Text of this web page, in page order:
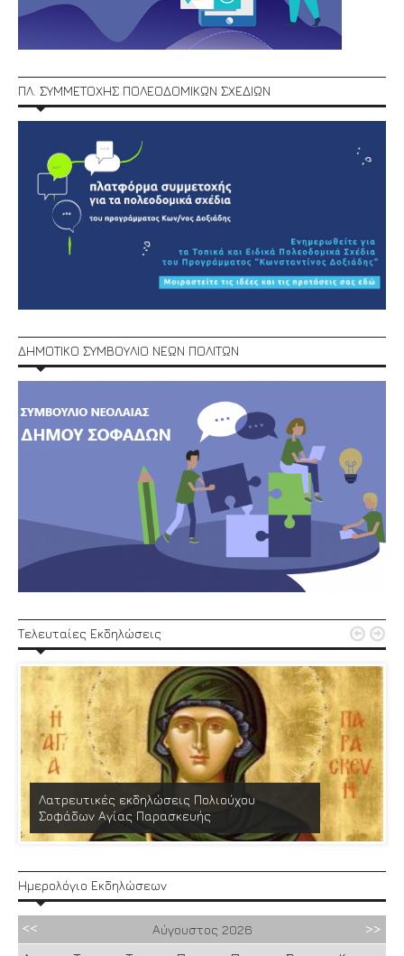
ΠΛ. ΣΥΜΜΕΤΟΧΗΣ ΠΟΛΕΟΔΟΜΙΚΩΝ ΣΧΕΔΙΩΝ
ΔΗΜΟΤΙΚΟ ΣΥΜΒΟΥΛΙΟ ΝΕΩΝ ΠΟΛΙΤΩΝ
Τελευταίες Εκδηλώσεις
Λατρευτικές εκδηλώσεις Πολιούχου
Σοφάδων Αγίας Παρασκευής
 
Ημερολόγιο Εκδηλώσεων
Αύγουστος 2026